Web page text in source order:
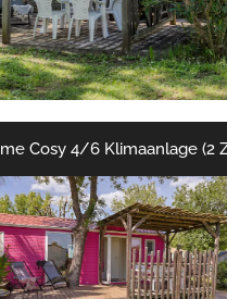
Cosy 4/6 Klimaanlage (2